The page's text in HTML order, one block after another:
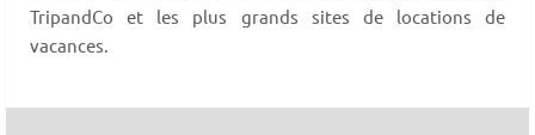
TripandCo et les plus grands sites de locations de
vacances.